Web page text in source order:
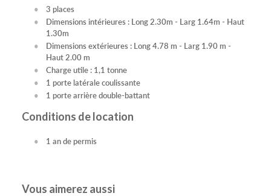
3 places
Dimensions intérieures : Long 2.30m - Larg 1.64m - Haut
1.30m
Dimensions extérieures : Long 4.78 m - Larg 1.90 m -
Haut 2.00 m
Charge utile : 1,1 tonne
1 porte latérale coulissante
1 porte arrière double-battant
Conditions de location
1 an de permis
Vous aimerez aussi